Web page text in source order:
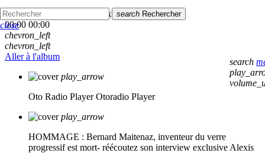
skip_previous
skip_next
00:00 00:00
chevron_left
chevron_left
Aller à l'album
play_arrow
Oto Radio Player Otoradio Player
play_arrow
HOMMAGE : Bernard Maitenaz, inventeur du verre
progressif est mort- réécoutez son interview exclusive Alexis
search
search Rechercher
close